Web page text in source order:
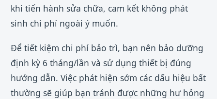
khi tiến hành sửa chữa, cam kết không phát
sinh chi phí ngoài ý muốn.
Để tiết kiệm chi phí bảo trì, bạn nên bảo dưỡng
định kỳ 6 tháng/lần và sử dụng thiết bị đúng
hướng dẫn. Việc phát hiện sớm các dấu hiệu bất
thường sẽ giúp bạn tránh được những hư hỏng